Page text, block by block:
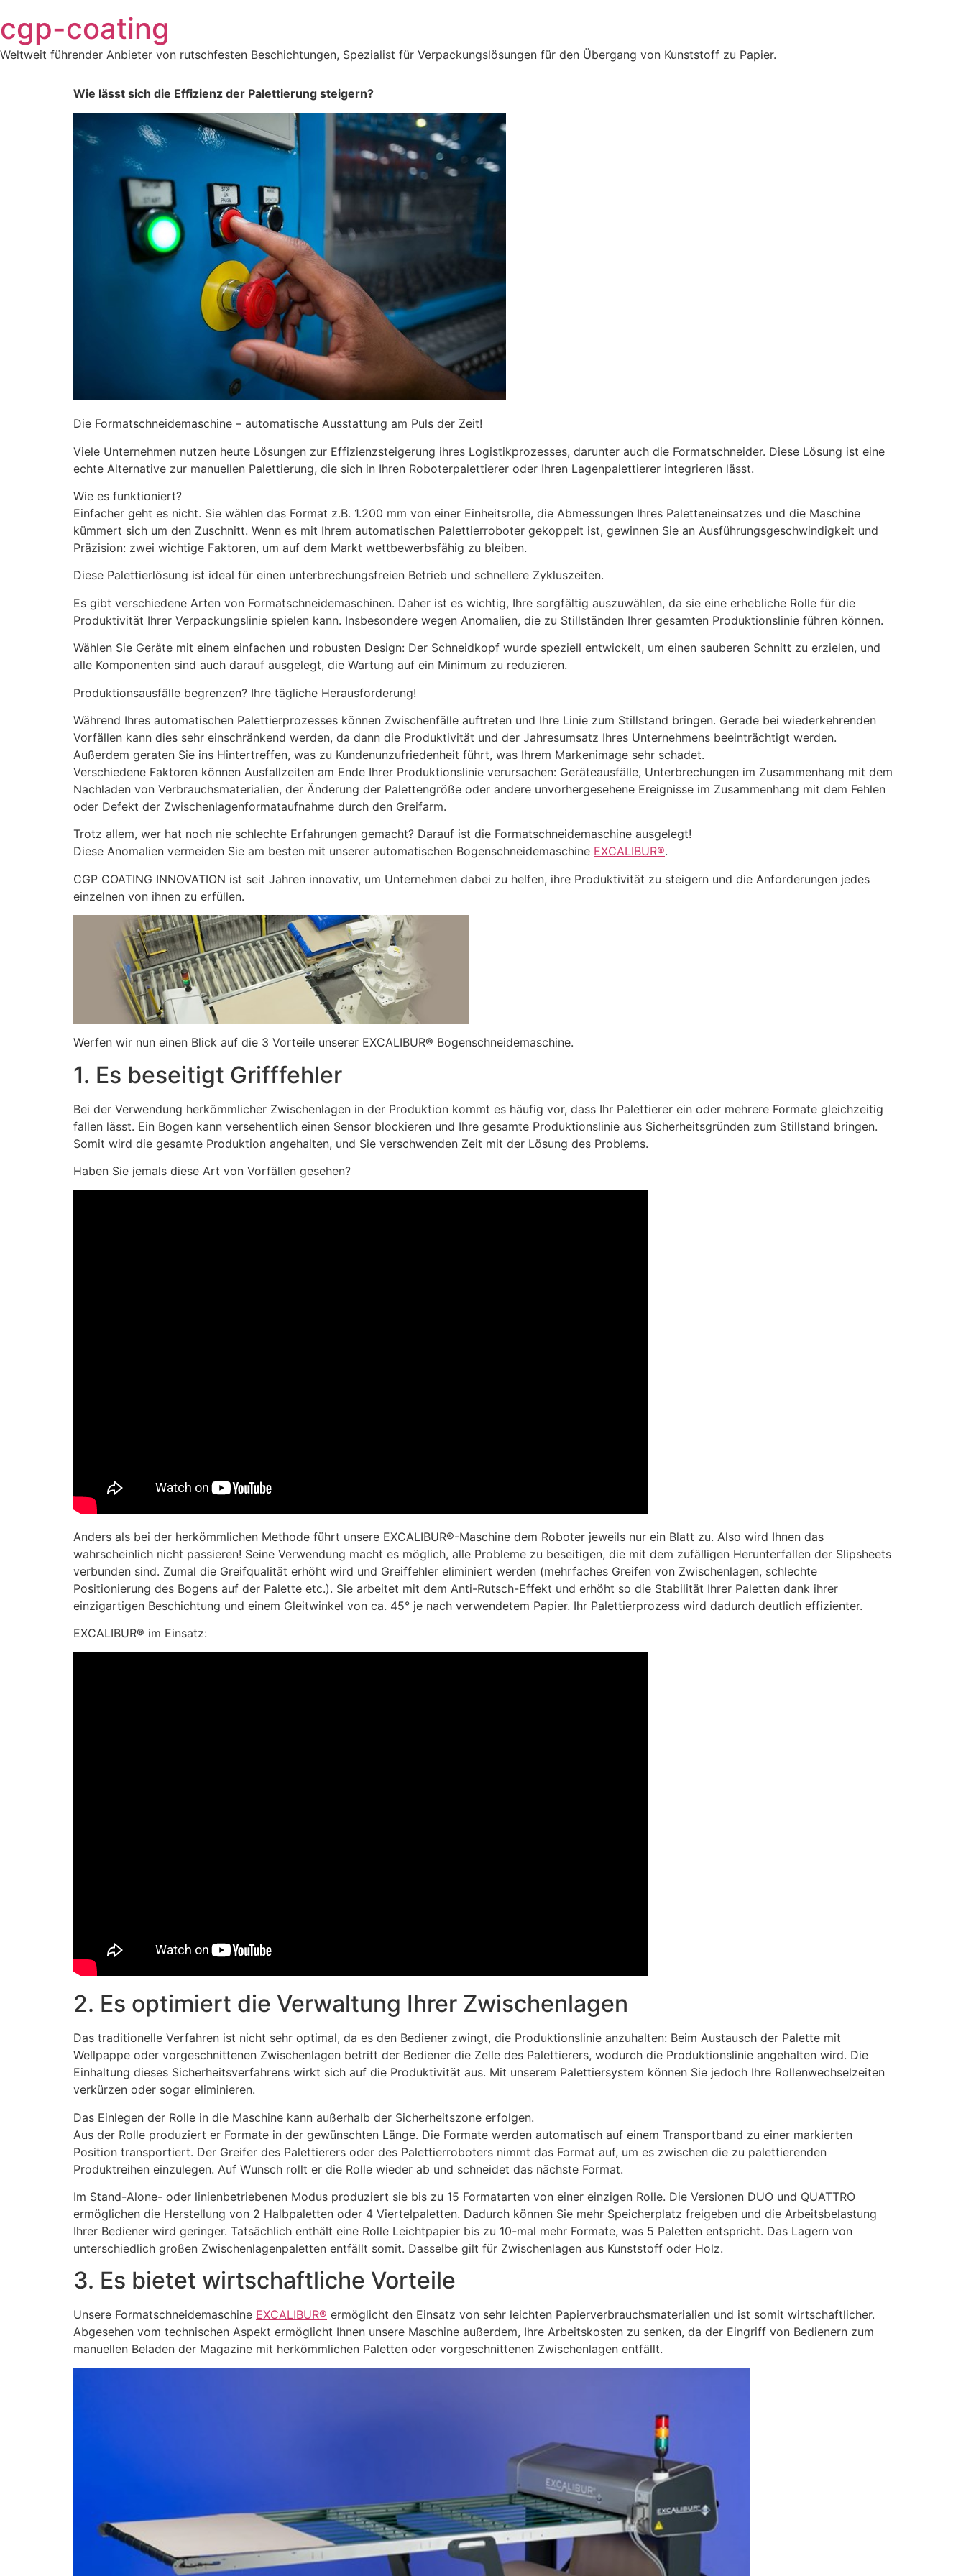
Inhalt
springen
cgp-coating
Weltweit führender Anbieter von rutschfesten Beschichtungen, Spezialist für Verpackungslösungen für den Übergang von Kunststoff zu Papier.
Wie lässt sich die Effizienz der Palettierung steigern?
Die Formatschneidemaschine – automatische Ausstattung am Puls der Zeit!
Viele Unternehmen nutzen heute Lösungen zur Effizienzsteigerung ihres Logistikprozesses, darunter auch die Formatschneider. Diese Lösung ist eine
echte Alternative zur manuellen Palettierung, die sich in Ihren Roboterpalettierer oder Ihren Lagenpalettierer integrieren lässt.
Wie es funktioniert?
Einfacher geht es nicht. Sie wählen das Format z.B. 1.200 mm von einer Einheitsrolle, die Abmessungen Ihres Paletteneinsatzes und die Maschine
kümmert sich um den Zuschnitt. Wenn es mit Ihrem automatischen Palettierroboter gekoppelt ist, gewinnen Sie an Ausführungsgeschwindigkeit und
Präzision: zwei wichtige Faktoren, um auf dem Markt wettbewerbsfähig zu bleiben.
Diese Palettierlösung ist ideal für einen unterbrechungsfreien Betrieb und schnellere Zykluszeiten.
Es gibt verschiedene Arten von Formatschneidemaschinen. Daher ist es wichtig, Ihre sorgfältig auszuwählen, da sie eine erhebliche Rolle für die
Produktivität Ihrer Verpackungslinie spielen kann. Insbesondere wegen Anomalien, die zu Stillständen Ihrer gesamten Produktionslinie führen können.
Wählen Sie Geräte mit einem einfachen und robusten Design: Der Schneidkopf wurde speziell entwickelt, um einen sauberen Schnitt zu erzielen, und
alle Komponenten sind auch darauf ausgelegt, die Wartung auf ein Minimum zu reduzieren.
Produktionsausfälle begrenzen? Ihre tägliche Herausforderung!
Während Ihres automatischen Palettierprozesses können Zwischenfälle auftreten und Ihre Linie zum Stillstand bringen. Gerade bei wiederkehrenden
Vorfällen kann dies sehr einschränkend werden, da dann die Produktivität und der Jahresumsatz Ihres Unternehmens beeinträchtigt werden.
Außerdem geraten Sie ins Hintertreffen, was zu Kundenunzufriedenheit führt, was Ihrem Markenimage sehr schadet.
Verschiedene Faktoren können Ausfallzeiten am Ende Ihrer Produktionslinie verursachen: Geräteausfälle, Unterbrechungen im Zusammenhang mit dem
Nachladen von Verbrauchsmaterialien, der Änderung der Palettengröße oder andere unvorhergesehene Ereignisse im Zusammenhang mit dem Fehlen
oder Defekt der Zwischenlagenformataufnahme durch den Greifarm.
Trotz allem, wer hat noch nie schlechte Erfahrungen gemacht? Darauf ist die Formatschneidemaschine ausgelegt!
Diese Anomalien vermeiden Sie am besten mit unserer automatischen Bogenschneidemaschine EXCALIBUR®.
CGP COATING INNOVATION ist seit Jahren innovativ, um Unternehmen dabei zu helfen, ihre Produktivität zu steigern und die Anforderungen jedes
einzelnen von ihnen zu erfüllen.
Werfen wir nun einen Blick auf die 3 Vorteile unserer EXCALIBUR® Bogenschneidemaschine.
1. Es beseitigt Grifffehler
Bei der Verwendung herkömmlicher Zwischenlagen in der Produktion kommt es häufig vor, dass Ihr Palettierer ein oder mehrere Formate gleichzeitig
fallen lässt. Ein Bogen kann versehentlich einen Sensor blockieren und Ihre gesamte Produktionslinie aus Sicherheitsgründen zum Stillstand bringen.
Somit wird die gesamte Produktion angehalten, und Sie verschwenden Zeit mit der Lösung des Problems.
Haben Sie jemals diese Art von Vorfällen gesehen?
Anders als bei der herkömmlichen Methode führt unsere EXCALIBUR®-Maschine dem Roboter jeweils nur ein Blatt zu. Also wird Ihnen das
wahrscheinlich nicht passieren! Seine Verwendung macht es möglich, alle Probleme zu beseitigen, die mit dem zufälligen Herunterfallen der Slipsheets
verbunden sind. Zumal die Greifqualität erhöht wird und Greiffehler eliminiert werden (mehrfaches Greifen von Zwischenlagen, schlechte
Positionierung des Bogens auf der Palette etc.). Sie arbeitet mit dem Anti-Rutsch-Effekt und erhöht so die Stabilität Ihrer Paletten dank ihrer
einzigartigen Beschichtung und einem Gleitwinkel von ca. 45° je nach verwendetem Papier. Ihr Palettierprozess wird dadurch deutlich effizienter.
EXCALIBUR® im Einsatz:
2. Es optimiert die Verwaltung Ihrer Zwischenlagen
Das traditionelle Verfahren ist nicht sehr optimal, da es den Bediener zwingt, die Produktionslinie anzuhalten: Beim Austausch der Palette mit
Wellpappe oder vorgeschnittenen Zwischenlagen betritt der Bediener die Zelle des Palettierers, wodurch die Produktionslinie angehalten wird. Die
Einhaltung dieses Sicherheitsverfahrens wirkt sich auf die Produktivität aus. Mit unserem Palettiersystem können Sie jedoch Ihre Rollenwechselzeiten
verkürzen oder sogar eliminieren.
Das Einlegen der Rolle in die Maschine kann außerhalb der Sicherheitszone erfolgen.
Aus der Rolle produziert er Formate in der gewünschten Länge. Die Formate werden automatisch auf einem Transportband zu einer markierten
Position transportiert. Der Greifer des Palettierers oder des Palettierroboters nimmt das Format auf, um es zwischen die zu palettierenden
Produktreihen einzulegen. Auf Wunsch rollt er die Rolle wieder ab und schneidet das nächste Format.
Im Stand-Alone- oder linienbetriebenen Modus produziert sie bis zu 15 Formatarten von einer einzigen Rolle. Die Versionen DUO und QUATTRO
ermöglichen die Herstellung von 2 Halbpaletten oder 4 Viertelpaletten. Dadurch können Sie mehr Speicherplatz freigeben und die Arbeitsbelastung
Ihrer Bediener wird geringer. Tatsächlich enthält eine Rolle Leichtpapier bis zu 10-mal mehr Formate, was 5 Paletten entspricht. Das Lagern von
unterschiedlich großen Zwischenlagenpaletten entfällt somit. Dasselbe gilt für Zwischenlagen aus Kunststoff oder Holz.
3. Es bietet wirtschaftliche Vorteile
Unsere Formatschneidemaschine EXCALIBUR® ermöglicht den Einsatz von sehr leichten Papierverbrauchsmaterialien und ist somit wirtschaftlicher.
Abgesehen vom technischen Aspekt ermöglicht Ihnen unsere Maschine außerdem, Ihre Arbeitskosten zu senken, da der Eingriff von Bedienern zum
manuellen Beladen der Magazine mit herkömmlichen Paletten oder vorgeschnittenen Zwischenlagen entfällt.